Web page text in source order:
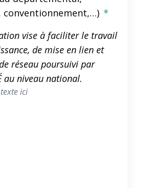
*
vise à faciliter le travail
de mise en lien et
réseau poursuivi par
au niveau national.